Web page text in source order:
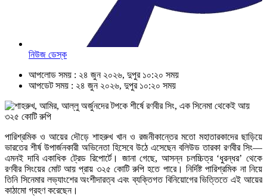
নিউজ ডেস্ক
আপলোড সময় : ২৪ জুন ২০২৬, দুপুর ১০:২০ সময়
আপডেট সময় : ২৪ জুন ২০২৬, দুপুর ১০:২০ সময়
পারিশ্রমিক ও আয়ের দৌড়ে শাহরুখ খান ও রজনীকান্তের মতো মহাতারকাদের ছাড়িয়ে
ভারতের শীর্ষ উপার্জনকারী অভিনেতা হিসেবে উঠে এসেছেন বলিউড তারকা রণবীর সিং—
এমনই দাবি একাধিক ট্রেড রিপোর্টে। জানা গেছে, আসন্ন চলচ্চিত্র ‘ধুরন্ধর’ থেকে
রণবীর সিংয়ের মোট আয় প্রায় ৩২৫ কোটি রুপি হতে পারে। নির্দিষ্ট পারিশ্রমিক না নিয়ে
তিনি সিনেমার লভ্যাংশের অংশীদারত্ব এবং ব্যক্তিগত বিনিয়োগের ভিত্তিতে এই আয়ের
কাঠামো গ্রহণ করেছেন।